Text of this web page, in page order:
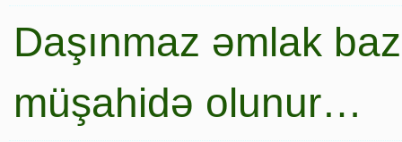
Daşınmaz əmlak
müşahidə olunur…